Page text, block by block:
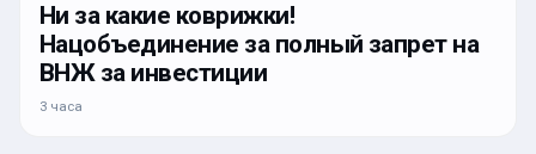
Ни за какие коврижки!
Нацобъединение за полный запрет на
ВНЖ за инвестиции
3 часа